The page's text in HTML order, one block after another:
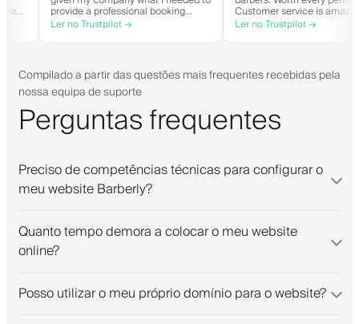
able
provide a professional booking
experience for my clients. Their
team has been exceptional,
Ler no Trustpilot →
Customer service is
helps with everything
they need. Definitely
Ler no Trustpilot →
Compilado a partir das questões mais frequentes recebidas pela
nossa equipa de suporte
Perguntas frequentes
Preciso de competências técnicas para configurar o
meu website Barberly?
Quanto tempo demora a colocar o meu website
online?
Posso utilizar o meu próprio domínio para o website?